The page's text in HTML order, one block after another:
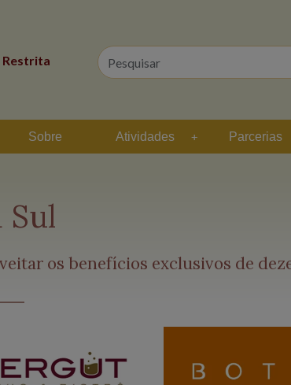
Restrita
Sobre Atividades Parcerias
Sul
os benefícios exclusivos de